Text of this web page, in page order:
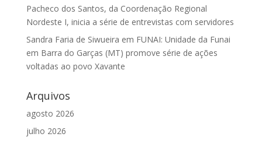
Pacheco dos Santos, da Coordenação Regional
Nordeste I, inicia a série de entrevistas com servidores
Sandra Faria de Siwueira em FUNAI: Unidade da Funai
em Barra do Garças (MT) promove série de ações
voltadas ao povo Xavante
Arquivos
agosto 2026
julho 2026